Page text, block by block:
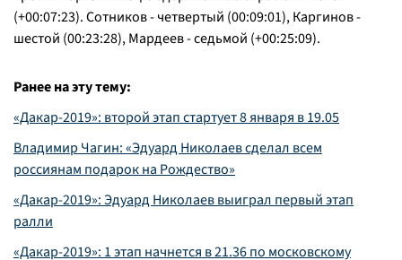
(+00:07:23). Сотников - четвертый (00:09:01), Каргинов -
шестой (00:23:28), Мардеев - седьмой (+00:25:09).
Ранее на эту тему:
«Дакар-2019»: второй этап стартует 8 января в 19.05
Владимир Чагин: «Эдуард Николаев сделал всем
россиянам подарок на Рождество»
«Дакар-2019»: Эдуард Николаев выиграл первый этап
ралли
«Дакар-2019»: 1 этап начнется в 21.36 по московскому